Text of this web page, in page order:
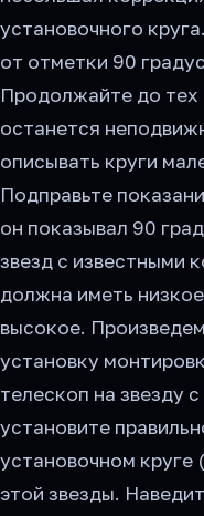
установочного
от отметки 90
Продолжайте до тех
останется
описывать круги
Подправьте
он показывал 90
звезд с известными
должна иметь
высокое.
установку
телескоп на звезду
установите
установочном
этой звезды.